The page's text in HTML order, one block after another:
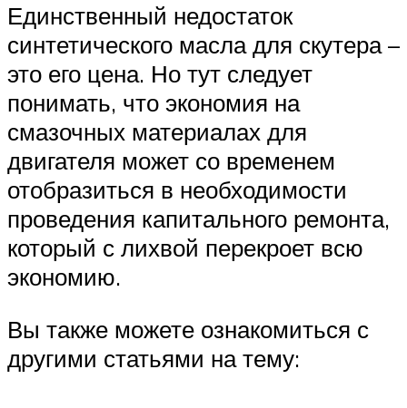
Единственный недостаток
синтетического масла для скутера –
это его цена. Но тут следует
понимать, что экономия на
смазочных материалах для
двигателя может со временем
отобразиться в необходимости
проведения капитального ремонта,
который с лихвой перекроет всю
экономию.
Вы также можете ознакомиться с
другими статьями на тему: